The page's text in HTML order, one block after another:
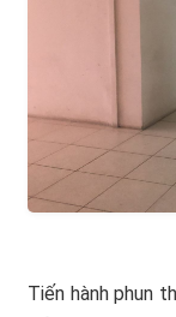
Tiến hành phun